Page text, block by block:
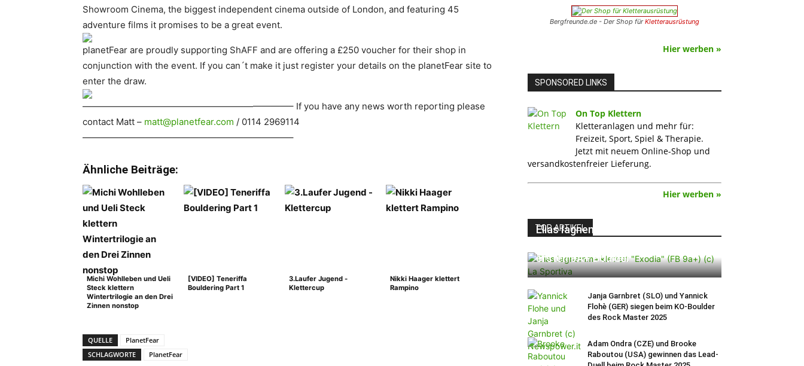
Showroom Cinema, the biggest independent cinema outside of London, and featuring 45
adventure films it promises to be a great event.
planetFear are proudly supporting ShAFF and are offering a £250 voucher for their shop in
conjunction with the event. If you can´t make it just register your details on the planetFear site to
enter the draw.
———————————————————————– If you have any news worth reporting please
contact Matt – matt@planetfear.com / 0114 2969114
———————————————————————–
Ähnliche Beiträge:
Michi Wohlleben und Ueli
Steck klettern
Wintertrilogie an den Drei
Zinnen nonstop
[VIDEO] Teneriffa
Bouldering Part 1
3.Laufer Jugend -
Klettercup
Nikki Haager klettert
Rampino
QUELLE
PlanetFear
SCHLAGWORTE
PlanetFear
Bergfreunde.de - Der Shop fürKletterausrüstung
Hier werben »
SPONSORED LINKS
On Top Klettern
Kletteranlagen und mehr für:
Freizeit, Sport, Spiel & Therapie.
Jetzt mit neuem Online-Shop und
versandkostenfreier Lieferung.
Hier werben »
TOP ARTIKEL
Elias Iagnemma klettert „Exodia“:
ersten 9A+ Boulder
Janja Garnbret (SLO) und Yannick
Flohè (GER) siegen beim KO-Boulder
des Rock Master 2025
Adam Ondra (CZE) und Brooke
Raboutou (USA) gewinnen das Lead-